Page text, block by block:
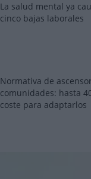
La salud mental ya
cinco bajas laborales
Normativa de
comunidades: hasta
coste para adaptarlos